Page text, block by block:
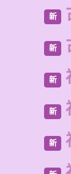
新
新
新
新
新